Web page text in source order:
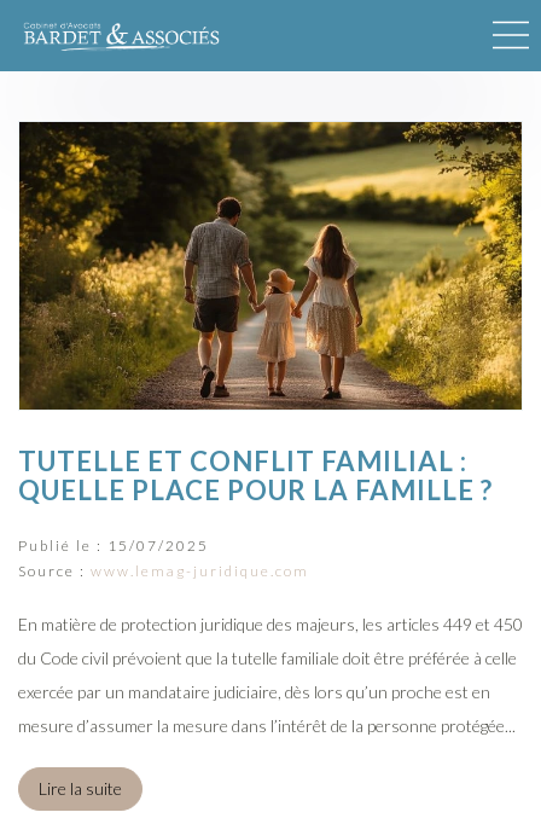
TUTELLE ET CONFLIT FAMILIAL :
QUELLE PLACE POUR LA FAMILLE ?
Publié le : 15/07/2025
Source : www.lemag-juridique.com
En matière de protection juridique des majeurs, les articles 449 et 450
du Code civil prévoient que la tutelle familiale doit être préférée à celle
exercée par un mandataire judiciaire, dès lors qu’un proche est en
mesure d’assumer la mesure dans l’intérêt de la personne protégée...
Lire la suite